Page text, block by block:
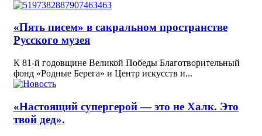
«Пять писем» в сакральном пространстве
Русского музея
К 81-й годовщине Великой Победы Благотворительный
фонд «Родные Берега» и Центр искусств и...
«Настоящий супергерой — это не Халк. Это
твой дед».